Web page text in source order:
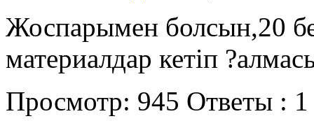
Жоспарымен болсын,20
материалдар кетіп
Просмотр: 945 Ответы : 1